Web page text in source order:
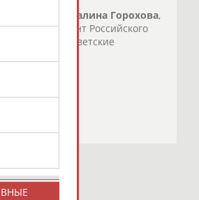
фехтованию
Галина Горохова,
президент Российского
что многие советские